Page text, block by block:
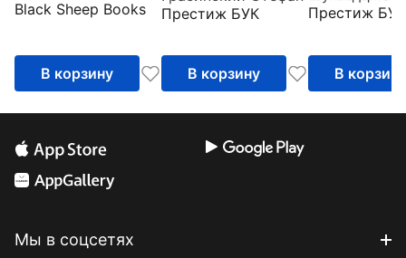
Black Sheep Books
В корзину
Престиж БУК
В корзину
Престиж БУК
В корзину
Мы в соцсетях